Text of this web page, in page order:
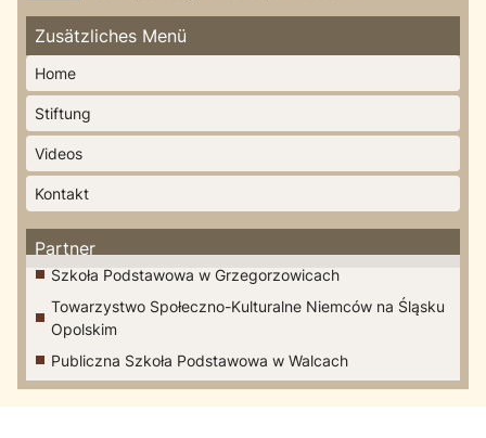
Zusätzliches Menü
Home
Stiftung
Videos
Kontakt
Partner
Szkoła Podstawowa w Grzegorzowicach
Towarzystwo Społeczno-Kulturalne Niemców na Śląsku
Opolskim
Publiczna Szkoła Podstawowa w Walcach